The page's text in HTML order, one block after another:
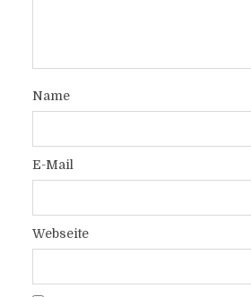
Name
E-Mail
Webseite